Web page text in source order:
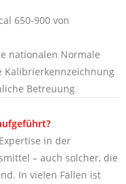
650-900 von
nationalen Normale
Kalibrierkennzeichnung
Betreuung
in der
– auch solcher, die
In vielen Fällen ist